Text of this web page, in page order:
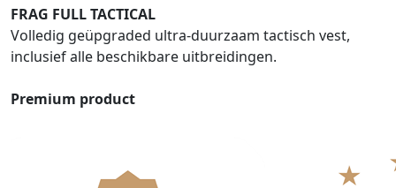
FRAG FULL TACTICAL
Volledig geüpgraded ultra-duurzaam tactisch vest,
inclusief alle beschikbare uitbreidingen.
Premium product